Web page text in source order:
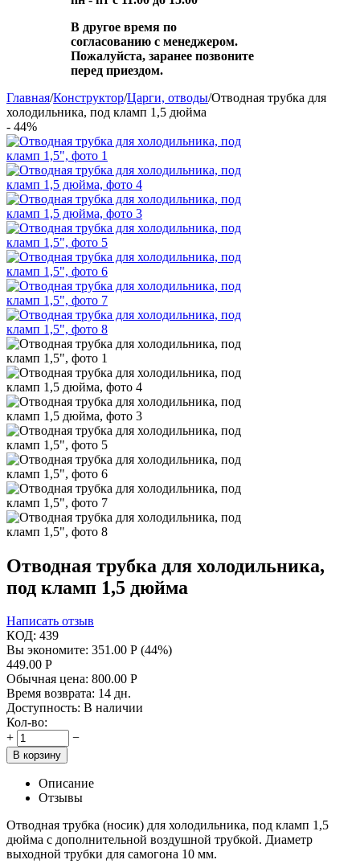
В другое время по
согласованию с менеджером.
Пожалуйста, заранее позвоните
перед приездом.
Главная/Конструктор/Царги, отводы/Отводная трубка для
холодильника, под кламп 1,5 дюйма
- 44%
Отводная трубка для холодильника,
под кламп 1,5 дюйма
Написать отзыв
КОД: 439
Вы экономите: 351.00 Р (44%)
449.00 Р
Обычная цена: 800.00 Р
Время возврата: 14 дн.
Доступность: В наличии
Кол-во:
+
−
В корзину
Описание
Отзывы
Отводная трубка (носик) для холодильника, под кламп 1,5
дюйма с дополнительной воздушной трубкой. Диаметр
выходной трубки для самогона 10 мм.